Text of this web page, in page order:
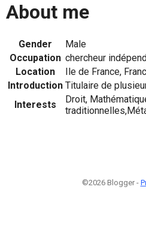
About me
Gender
Male
Occupation chercheur
Location
Ile de France,
Introduction Titulaire de
Interests
Droit,
©2026 Blogger -